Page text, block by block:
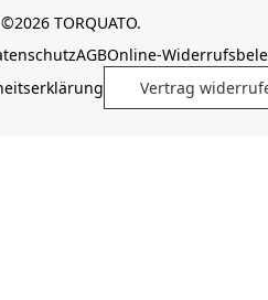
©2026 TORQUATO.
AGBOnline-
Vertrag